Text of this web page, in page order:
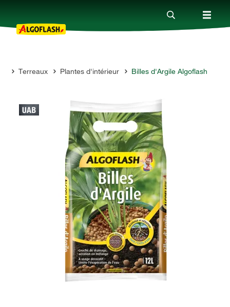
Nos produits
Conseils
Qui sommes-nous ?
Terreaux Plantes d'intérieur Billes d'Argile Algoflash